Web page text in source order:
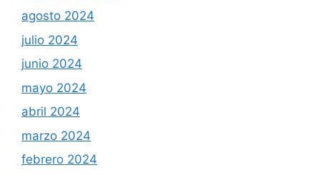
agosto 2024
julio 2024
junio 2024
mayo 2024
abril 2024
marzo 2024
febrero 2024